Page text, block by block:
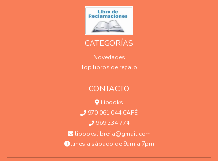
CATEGORÍAS
Novedades
Top libros de regalo
CONTACTO
Libooks
970 061 044 CAFÉ
969 234 774
libookslibreria@gmail.com
lunes a sábado de 9am a 7pm